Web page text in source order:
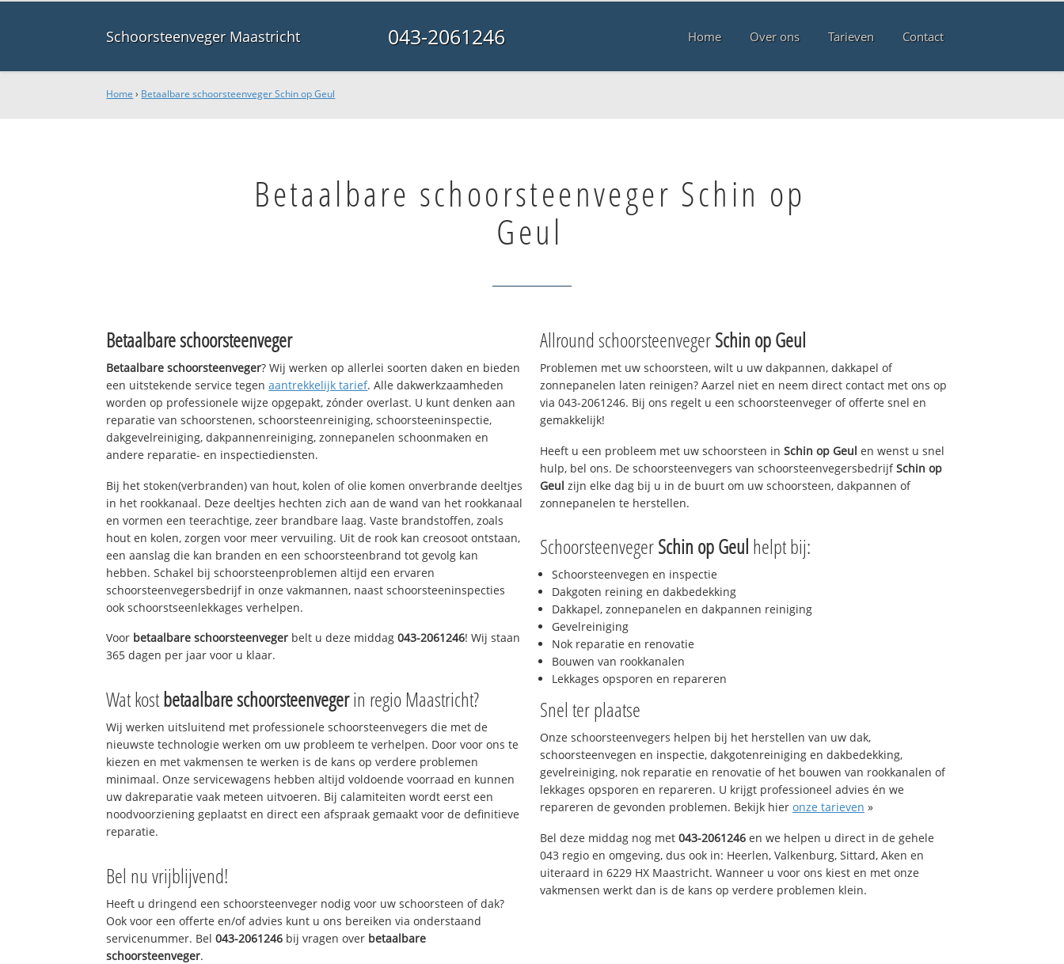
Schoorsteenveger Maastricht 043-2061246 Home Over ons Tarieven Contact
Home › Betaalbare schoorsteenveger Schin op Geul
Betaalbare schoorsteenveger Schin op
Geul
Betaalbare schoorsteenveger
Betaalbare schoorsteenveger? Wij werken op allerlei soorten daken en bieden
een uitstekende service tegenaantrekkelijk tarief. Alle dakwerkzaamheden
worden op professionele wijze opgepakt, zónder overlast. U kunt denken aan
reparatie van schoorstenen, schoorsteenreiniging, schoorsteeninspectie,
dakgevelreiniging, dakpannenreiniging, zonnepanelen schoonmaken en
andere reparatie- en inspectiediensten.
Bij het stoken(verbranden) van hout, kolen of olie komen onverbrande deeltjes
in het rookkanaal. Deze deeltjes hechten zich aan de wand van het rookkanaal
en vormen een teerachtige, zeer brandbare laag. Vaste brandstoffen, zoals
hout en kolen, zorgen voor meer vervuiling. Uit de rook kan creosoot ontstaan,
een aanslag die kan branden en een schoorsteenbrand tot gevolg kan
hebben. Schakel bij schoorsteenproblemen altijd een ervaren
schoorsteenvegersbedrijf in onze vakmannen, naast schoorsteeninspecties
ook schoorstseenlekkages verhelpen.
Voor betaalbare schoorsteenveger belt u deze middag043-2061246! Wij staan
365 dagen per jaar voor u klaar.
Wat kostbetaalbare schoorsteenvegerin regio Maastricht?
Wij werken uitsluitend met professionele schoorsteenvegers die met de
nieuwste technologie werken om uw probleem te verhelpen. Door voor ons te
kiezen en met vakmensen te werken is de kans op verdere problemen
minimaal. Onze servicewagens hebben altijd voldoende voorraad en kunnen
uw dakreparatie vaak meteen uitvoeren. Bij calamiteiten wordt eerst een
noodvoorziening geplaatst en direct een afspraak gemaakt voor de definitieve
reparatie.
Bel nu vrijblijvend!
Heeft u dringend een schoorsteenveger nodig voor uw schoorsteen of dak?
Ook voor een offerte en/of advies kunt u ons bereiken via onderstaand
servicenummer. Bel043-2061246 bij vragen over betaalbare
schoorsteenveger.
Allround schoorsteenvegerSchin op Geul
Problemen met uw schoorsteen, wilt u uw dakpannen, dakkapel of
zonnepanelen laten reinigen? Aarzel niet en neem direct contact met ons op
via 043-2061246. Bij ons regelt u een schoorsteenveger of offerte snel en
gemakkelijk!
Heeft u een probleem met uw schoorsteen in Schin op Geul en wenst u snel
hulp, bel ons. De schoorsteenvegers van schoorsteenvegersbedrijfSchin op
Geul zijn elke dag bij u in de buurt om uw schoorsteen, dakpannen of
zonnepanelen te herstellen.
SchoorsteenvegerSchin op Geul helpt bij:
Schoorsteenvegen en inspectie
Dakgoten reining en dakbedekking
Dakkapel, zonnepanelen en dakpannen reiniging
Gevelreiniging
Nok reparatie en renovatie
Bouwen van rookkanalen
Lekkages opsporen en repareren
Snel ter plaatse
Onze schoorsteenvegers helpen bij het herstellen van uw dak,
schoorsteenvegen en inspectie, dakgotenreiniging en dakbedekking,
gevelreiniging, nok reparatie en renovatie of het bouwen van rookkanalen of
lekkages opsporen en repareren. U krijgt professioneel advies én we
repareren de gevonden problemen. Bekijk hier onze tarieven »
Bel deze middag nog met 043-2061246 en we helpen u direct in de gehele
043 regio en omgeving, dus ook in: Heerlen, Valkenburg, Sittard, Aken en
uiteraard in 6229 HX Maastricht. Wanneer u voor ons kiest en met onze
vakmensen werkt dan is de kans op verdere problemen klein.